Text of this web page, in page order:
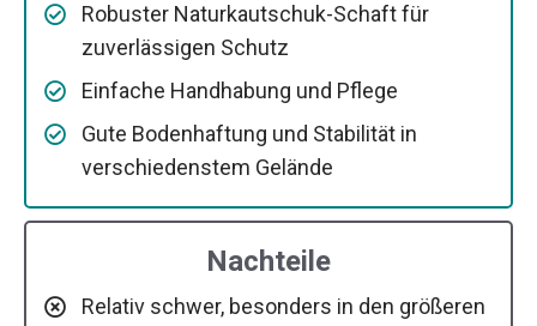
Robuster Naturkautschuk-Schaft für
zuverlässigen Schutz
Einfache Handhabung und Pflege
Gute Bodenhaftung und Stabilität in
verschiedenstem Gelände
Nachteile
Relativ schwer, besonders in den größeren